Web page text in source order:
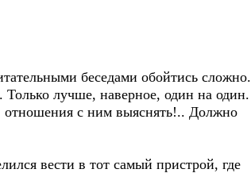
беседами обойтись сложно.
Только лучше, наверное, один на один.
отношения с ним выяснять!.. Должно
вести в тот самый пристрой, где